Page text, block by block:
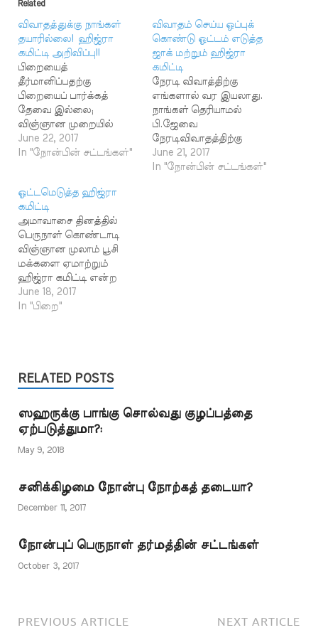
Related
விவாதத்துக்கு நாங்கள்
தயாரில்லை! ஹிஜ்ரா
கமிட்டி அறிவிப்பு!!
பிறையைத்
தீர்மானிப்பதற்கு
பிறையைப் பார்க்கத்
தேவை இல்லை;
விஞ்ஞான முறையில்
கணித்துத் தான் முடிவு
செய்ய வேண்டும்; இது
என்று ஹிஜ்ரா கமிட்டி
எனும் அமைப்பு
பிரச்சாரம் செய்து
வருகிறது. மேலும் நம்மை
விவாதத்துக்கும்
பகிரங்கமாக
அழைத்திருந்தனர். அந்த
அழைப்பை நாம் ஏற்றுக்
கொண்டவுடன் இவர்கள்
தளத்திலும் பின்வருமாறு…
June 22, 2017
In "நோன்பின் சட்டங்கள்"
விவாதம் செய்ய ஒப்புக்
கொண்டு ஓட்டம் எடுத்த
ஜாக் மற்றும் ஹிஜ்ரா
கமிட்டி
நேரடி விவாத்திற்கு
எங்களால் வர இயலாது.
நாங்கள் தெரியாமல்
பி.ஜேவை
நேரடிவிவாதத்திற்கு
அழைத்து விட்டோம் என
பகிரங்கமாக இதன் மூலம்
June 21, 2017
In "நோன்பின் சட்டங்கள்"
ஓட்டமெடுத்த ஹிஜ்ரா
கமிட்டி
அமாவாசை தினத்தில்
பெருநாள் கொண்டாடி
விஞ்ஞான முலாம் பூசி
மக்களை ஏமாற்றும்
ஹிஜ்ரா கமிட்டி என்ற
கும்பல் தவ்ஹீத் ஜமாஅத்
எங்களுடன் விவாதம்
ஆனால் இது
அப்பட்டமான
பொய்யாகும். தவ்ஹீத்
ஜமாஅத்துடன் நாங்கள்
விவாதிக்கத் தயாராக
இல்லை என்று
தான் ஹிஜ்ரா கமிட்டி
என்பதை ஆதாரத்துடன்
தலைப்பிறை…
June 18, 2017
In "பிறை"
RELATED POSTS
ஸஹருக்கு பாங்கு சொல்வது குழப்பத்தை
ஏற்படுத்துமா?:
May 9, 2018
சனிக்கிழமை நோன்பு நோற்கத் தடையா?
December 11, 2017
நோன்புப் பெருநாள் தர்மத்தின் சட்டங்கள்
October 3, 2017
PREVIOUS ARTICLE NEXT ARTICLE